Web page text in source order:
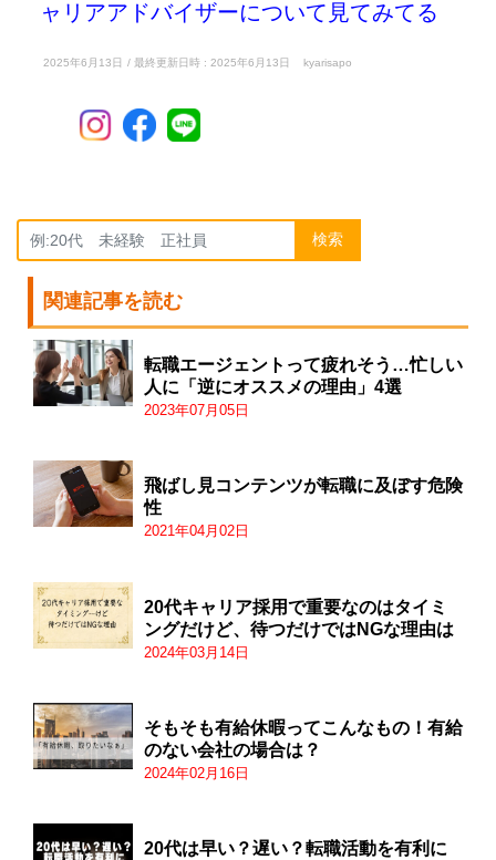
ャリアアドバイザーについて見てみてる
2025年6月13日 / 最終更新日時 : 2025年6月13日 kyarisapo
検索
関連記事を読む
転職エージェントって疲れそう…忙しい
人に「逆にオススメの理由」4選
2023年07月05日
飛ばし見コンテンツが転職に及ぼす危険
性
2021年04月02日
20代キャリア採用で重要なのはタイミ
ングだけど、待つだけではNGな理由は
2024年03月14日
そもそも有給休暇ってこんなもの！有給
のない会社の場合は？
2024年02月16日
20代は早い？遅い？転職活動を有利に